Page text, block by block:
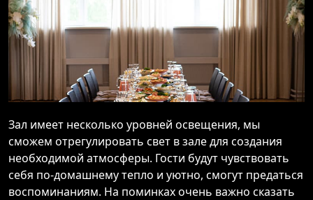
Зал имеет несколько уровней освещения, мы
сможем отрегулировать свет в зале для создания
необходимой атмосферы. Гости будут чувствовать
себя по-домашнему тепло и уютно, смогут предаться
воспоминаниям. На поминках очень важно сказать